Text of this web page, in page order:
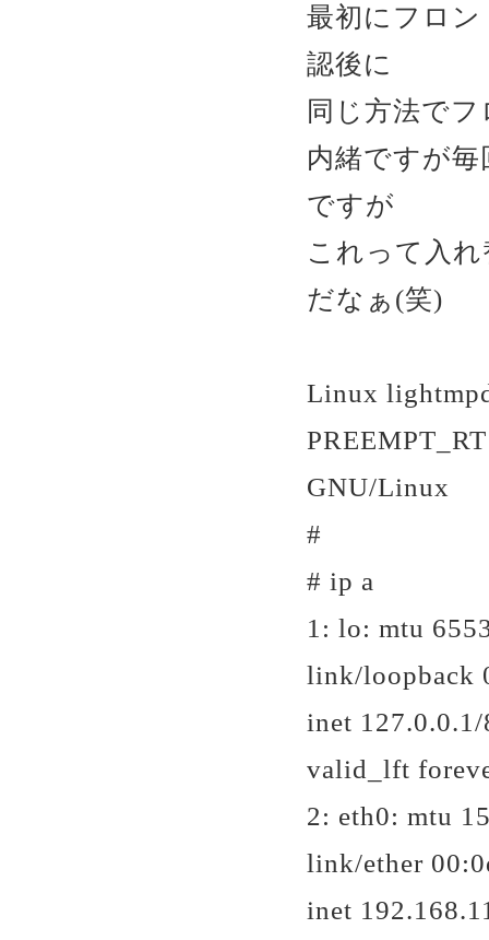
最初にフロ
認後に
同じ方法で
内緒ですが
ですが
これって入
だなぁ(笑)
Linux
GNU/Linux
#
# ip a
1: lo: mtu
link/loopback
inet
valid_lft
2: eth0: mtu
link/ether
inet